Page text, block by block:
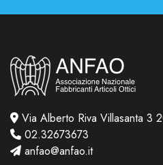
Via Alberto Riva Villasanta 3
02.32673673
anfao@anfao.it